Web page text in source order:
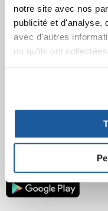
notre site avec nos
publicité et d'analyse,
avec d'autres
ou qu'ils ont
AVANT L'ACHAT
COMMANDES
APPRENEZ À NOUS